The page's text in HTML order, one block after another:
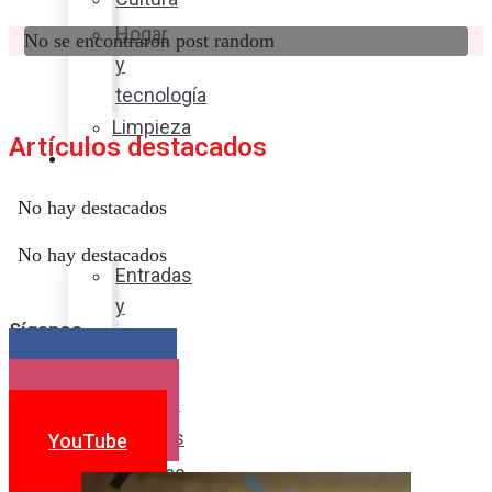
Hogar
y
tecnología
Limpieza
Cocina
sabor
Entradas
y
Postres
Bebidas
No se encontraron post random
Artículos destacados
No hay destacados
No hay destacados
Síganos
YouTube